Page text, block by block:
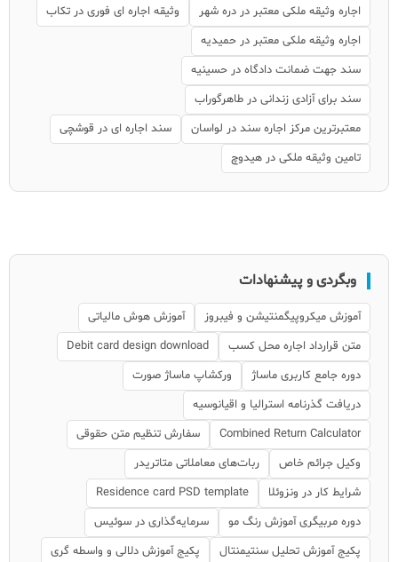
اجاره وثیقه ملکی معتبر در دره شهر
وثیقه اجاره ای فوری در تکاب
اجاره وثیقه ملکی معتبر در حمیدیه
سند جهت ضمانت دادگاه در حسینیه
سند برای آزادی زندانی در طاهرگوراب
معتبرترین مرکز اجاره سند در لواسان
سند اجاره ای در قوشچی
تامین وثیقه ملکی در هیدوچ
وبگردی و پیشنهادات
آموزش میکروپیگمنتیشن و فیبروز
آموزش هوش مالیاتی
متن قرارداد اجاره محل کسب
Debit card design download
دوره جامع کاربری ماساژ
ورکشاپ ماساژ صورت
دریافت گذرنامه استرالیا و اقیانوسیه
Combined Return Calculator
سفارش تنظیم متن حقوقی
وکیل جرائم خاص
ربات‌های معاملاتی متاتریدر
شرایط کار در ونزوئلا
Residence card PSD template
دوره مربیگری آموزش رنگ مو
سرمایه‌گذاری در سوئیس
پکیج آموزش تحلیل سنتیمنتال
پکیج آموزش دلالی و واسطه گری